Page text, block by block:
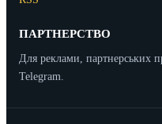
ПАРТНЕРСТВО
Для реклами, партнерських
Telegram.